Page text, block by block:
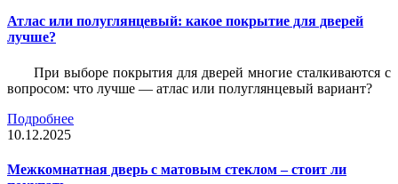
Атлас или полуглянцевый: какое покрытие для дверей
лучше?
При выборе покрытия для дверей многие сталкиваются с
вопросом: что лучше — атлас или полуглянцевый вариант?
Подробнее
10.12.2025
Межкомнатная дверь с матовым стеклом – стоит ли